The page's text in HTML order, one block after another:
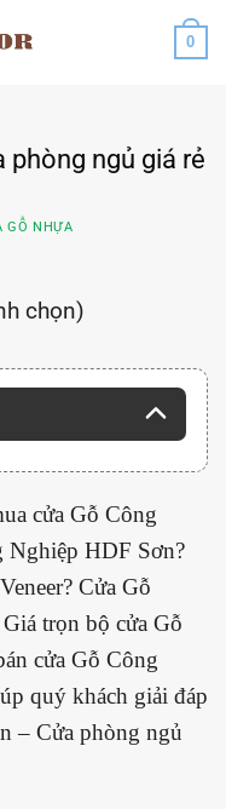
0
phòng ngủ giá rẻ
GỖ NHỰA
chọn)
cửa Gỗ Công
Nghiệp HDF Sơn?
Cửa Gỗ
trọn bộ cửa Gỗ
cửa Gỗ Công
quý khách giải đáp
– Cửa phòng ngủ